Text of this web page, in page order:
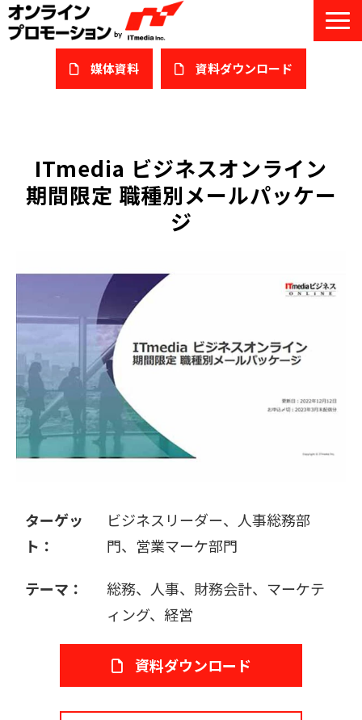
媒体資料 ​資料ダウンロード
私たちについて
サービスガイド/お役立ち資料
課題/ターゲット別で探す
セミナー情報/ブログ
ITmedia ビジネスオンライン
期間限定 職種別メールパッケー
ジ
ターゲッ
ト：
ビジネスリーダー、人事総務部
門、営業マーケ部門
テーマ：
総務、人事、財務会計、マーケテ
ィング、経営
資料ダウンロード